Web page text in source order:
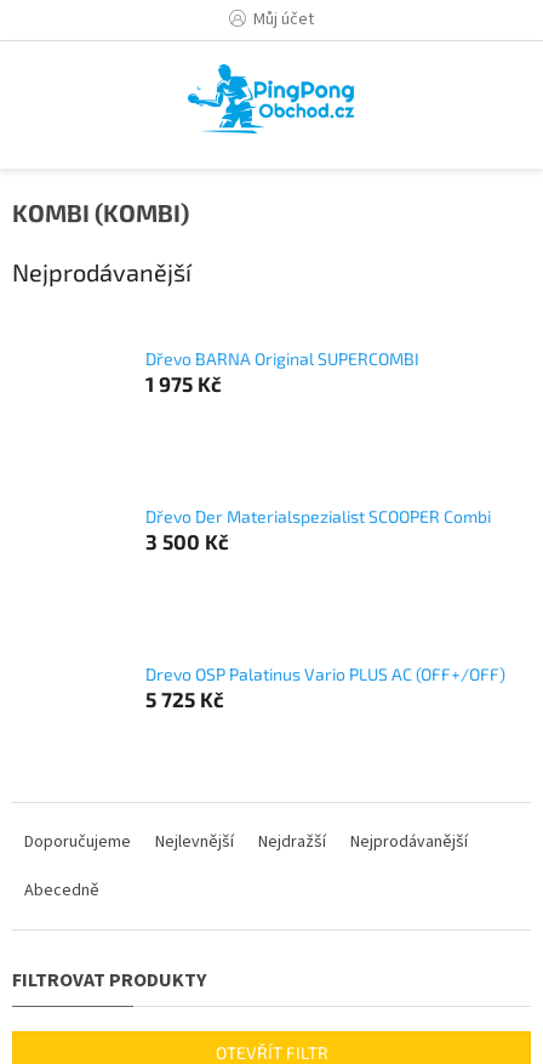
Můj účet
KOMBI (KOMBI)
Nejprodávanější
Dřevo BARNA Original SUPERCOMBI
1 975 Kč
Dřevo Der Materialspezialist SCOOPER Combi
3 500 Kč
Drevo OSP Palatinus Vario PLUS AC (OFF+/OFF)
5 725 Kč
p
r
o
Doporučujeme Nejlevnější Nejdražší
Nejprodávanější
Abecedně
OTEVŘÍT FILTR